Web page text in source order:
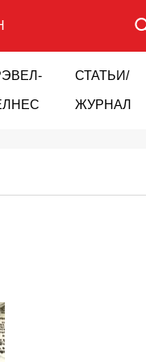
СТАТЬИ/
ЖУРНАЛ